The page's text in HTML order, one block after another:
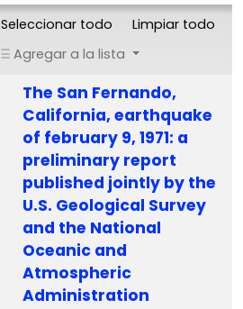
Seleccionar todo
Limpiar todo
Agregar a la lista
The San Fernando,
California, earthquake
of february 9, 1971: a
preliminary report
published jointly by the
U.S. Geological Survey
and the National
Oceanic and
Atmospheric
Administration